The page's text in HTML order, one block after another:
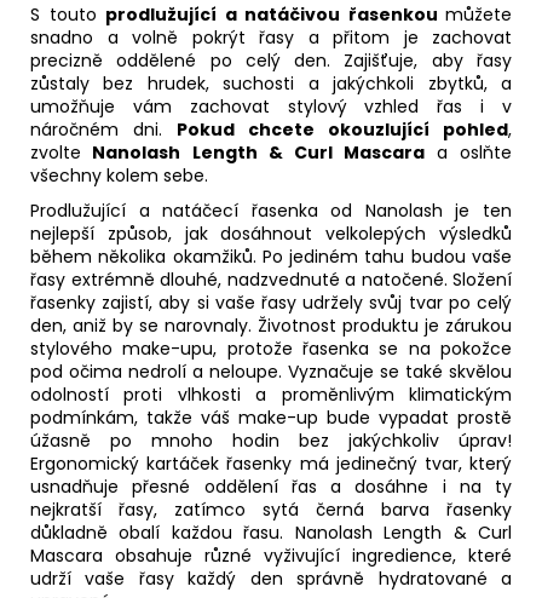
S touto prodlužující a natáčivou řasenkou můžete
snadno a volně pokrýt řasy a přitom je zachovat
precizně oddělené po celý den. Zajišťuje, aby řasy
zůstaly bez hrudek, suchosti a jakýchkoli zbytků, a
umožňuje vám zachovat stylový vzhled řas i v
náročném dni. Pokud chcete okouzlující pohled,
zvolte Nanolash Length & Curl Mascara a oslňte
všechny kolem sebe.
Prodlužující a natáčecí řasenka od Nanolash je ten
nejlepší způsob, jak dosáhnout velkolepých výsledků
během několika okamžiků. Po jediném tahu budou vaše
řasy extrémně dlouhé, nadzvednuté a natočené. Složení
řasenky zajistí, aby si vaše řasy udržely svůj tvar po celý
den, aniž by se narovnaly. Životnost produktu je zárukou
stylového make-upu, protože řasenka se na pokožce
pod očima nedrolí a neloupe. Vyznačuje se také skvělou
odolností proti vlhkosti a proměnlivým klimatickým
podmínkám, takže váš make-up bude vypadat prostě
úžasně po mnoho hodin bez jakýchkoliv úprav!
Ergonomický kartáček řasenky má jedinečný tvar, který
usnadňuje přesné oddělení řas a dosáhne i na ty
nejkratší řasy, zatímco sytá černá barva řasenky
důkladně obalí každou řasu. Nanolash Length & Curl
Mascara obsahuje různé vyživující ingredience, které
udrží vaše řasy každý den správně hydratované a